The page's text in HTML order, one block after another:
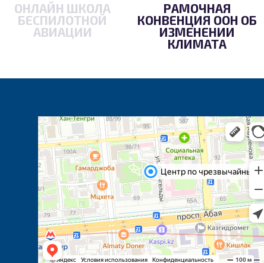
ОНЛАЙН ШКОЛА
БЕСПИЛОТНОЙ
АВИАЦИИ
РАМОЧНАЯ
КОНВЕНЦИЯ ООН ОБ
ИЗМЕНЕНИИ
КЛИМАТА